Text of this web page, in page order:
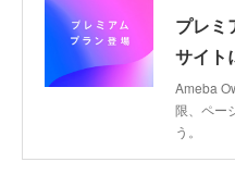
プレミ
サイト
Ameba
限、ペー
う。